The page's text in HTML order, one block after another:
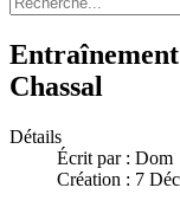
Chassal
Détails
Écrit par : Dom
Création : 7